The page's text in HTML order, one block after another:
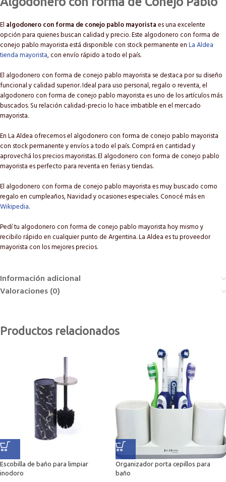
El algodonero con forma de conejo pablo mayoristaes una excelente
opción para quienes buscan calidad y precio. Este algodonero con forma de
conejo pablo mayorista está disponible con stock permanente enLa Aldea
tienda mayorista, con envío rápido a todo el país.
El algodonero con forma de conejo pablo mayorista se destaca por su diseño
funcional y calidad superior. Ideal para uso personal, regalo o reventa, el
algodonero con forma de conejo pablo mayorista es uno de los artículos más
buscados. Su relación calidad-precio lo hace imbatible en el mercado
mayorista.
En La Aldea ofrecemos el algodonero con forma de conejo pablo mayorista
con stock permanente y envíos a todo el país. Comprá en cantidad y
aprovechá los precios mayoristas. El algodonero con forma de conejo pablo
mayorista es perfecto para reventa en ferias y tiendas.
El algodonero con forma de conejo pablo mayorista es muy buscado como
regalo en cumpleaños, Navidad y ocasiones especiales. Conocé más en
Wikipedia.
Pedí tu algodonero con forma de conejo pablo mayorista hoy mismo y
recibilo rápido en cualquier punto de Argentina. La Aldea es tu proveedor
mayorista con los mejores precios.
Información adicional
Valoraciones (0)
Productos relacionados
Escobilla de baño para limpiar
inodoro
Organizador porta cepillos para
baño